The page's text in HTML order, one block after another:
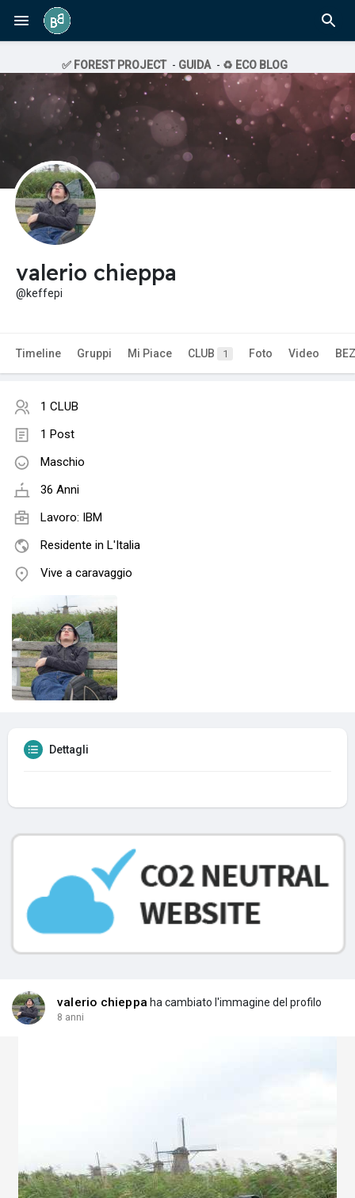
✅ FOREST PROJECT - GUIDA - ♻️ ECO BLOG
valerio chieppa
@keffepi
Timeline Gruppi Mi Piace CLUB 1 Foto Video BEZ
1 CLUB
1 Post
Maschio
36 Anni
Lavoro: IBM
Residente in L'Italia
Vive a caravaggio
Dettagli
valerio chieppa ha cambiato l'immagine del profilo
8 anni